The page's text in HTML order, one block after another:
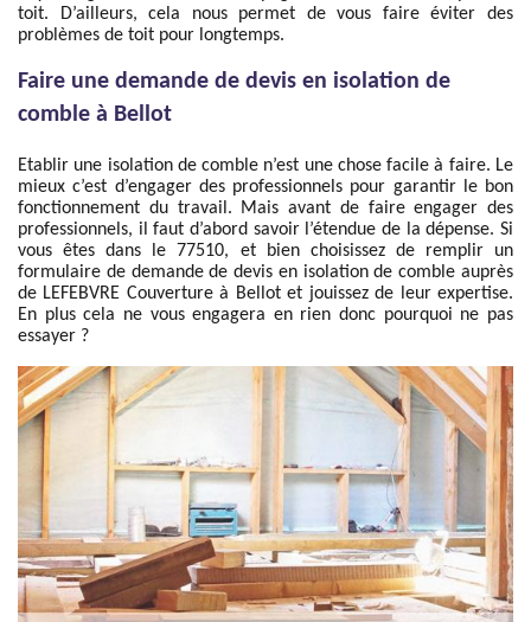
toit. D’ailleurs, cela nous permet de vous faire éviter des
problèmes de toit pour longtemps.
Faire une demande de devis en isolation de
comble à Bellot
Etablir une isolation de comble n’est une chose facile à faire. Le
mieux c’est d’engager des professionnels pour garantir le bon
fonctionnement du travail. Mais avant de faire engager des
professionnels, il faut d’abord savoir l’étendue de la dépense. Si
vous êtes dans le 77510, et bien choisissez de remplir un
formulaire de demande de devis en isolation de comble auprès
de LEFEBVRE Couverture à Bellot et jouissez de leur expertise.
En plus cela ne vous engagera en rien donc pourquoi ne pas
essayer ?